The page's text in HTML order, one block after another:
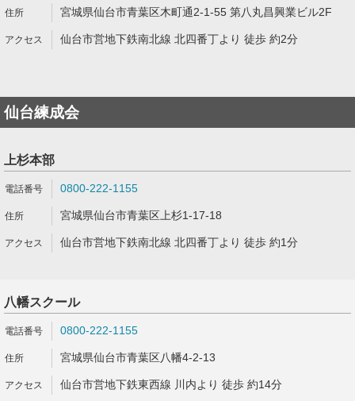
宮城県仙台市青葉区木町通2-1-55 第八丸昌興業ビル2F
仙台市営地下鉄南北線 北四番丁より 徒歩 約2分
仙台練成会
上杉本部
0800-222-1155
宮城県仙台市青葉区上杉1-17-18
仙台市営地下鉄南北線 北四番丁より 徒歩 約1分
八幡スクール
0800-222-1155
宮城県仙台市青葉区八幡4-2-13
仙台市営地下鉄東西線 川内より 徒歩 約14分